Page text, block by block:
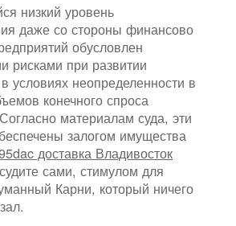
низкий уровень
даже со стороны финансово
обусловлен
рисками при развитии
условиях неопределенности в
конечного спроса
материалам суда, эти
залогом имущества
доставка Владивосток
сами, стимулом для
Карни, который ничего